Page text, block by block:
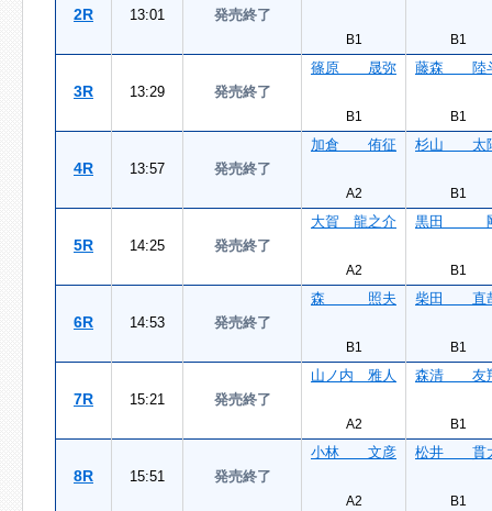
2R 13:01 発売終了
B1 B1
3R 13:29 発売終了
篠原 晟弥
B1
藤森 陸
B1
4R 13:57 発売終了
加倉 侑征
A2
杉山 太
B1
5R 14:25 発売終了
大賀 龍之介
A2
黒田
B1
6R 14:53 発売終了
森 照夫
B1
柴田 直
B1
7R 15:21 発売終了
山ノ内 雅人
A2
森清 友
B1
8R 15:51 発売終了
小林 文彦
A2
松井 貫
B1